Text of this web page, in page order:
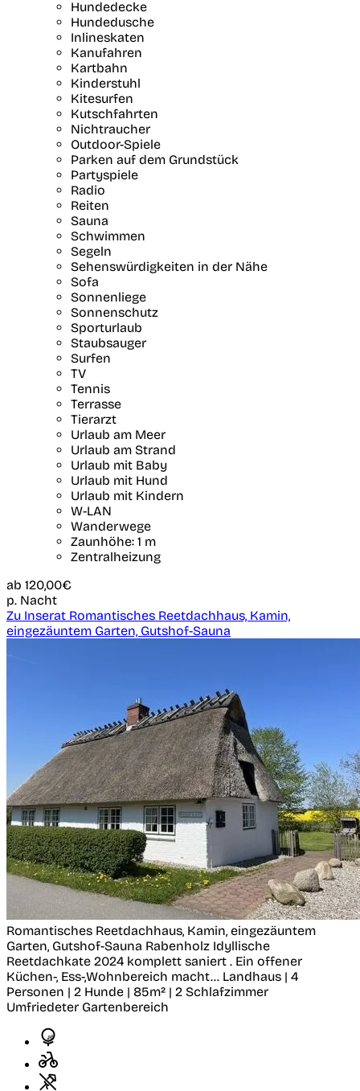
Hundedecke
Hundedusche
Inlineskaten
Kanufahren
Kartbahn
Kinderstuhl
Kitesurfen
Kutschfahrten
Nichtraucher
Outdoor-Spiele
Parken auf dem Grundstück
Partyspiele
Radio
Reiten
Sauna
Schwimmen
Segeln
Sehenswürdigkeiten in der Nähe
Sofa
Sonnenliege
Sonnenschutz
Sporturlaub
Staubsauger
Surfen
TV
Tennis
Terrasse
Tierarzt
Urlaub am Meer
Urlaub am Strand
Urlaub mit Baby
Urlaub mit Hund
Urlaub mit Kindern
W-LAN
Wanderwege
Zaunhöhe: 1 m
Zentralheizung
ab 120,00€
p. Nacht
Zu Inserat Romantisches Reetdachhaus, Kamin,
eingezäuntem Garten, Gutshof-Sauna
Romantisches Reetdachhaus, Kamin, eingezäuntem
Garten, Gutshof-Sauna Rabenholz Idyllische
Reetdachkate 2024 komplett saniert . Ein offener
Küchen-, Ess-,Wohnbereich macht... Landhaus | 4
Personen | 2 Hunde | 85m² | 2 Schlafzimmer
Umfriedeter Gartenbereich